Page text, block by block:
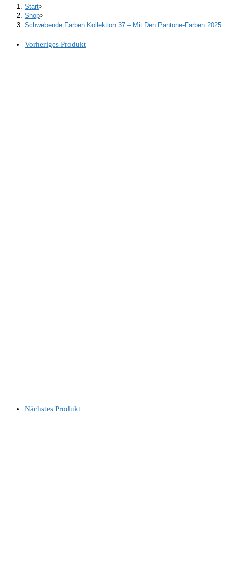
Start>
Shop>
Schwebende Farben Kollektion 37 – Mit Den Pantone-Farben 2025
Vorheriges Produkt
Nächstes Produkt